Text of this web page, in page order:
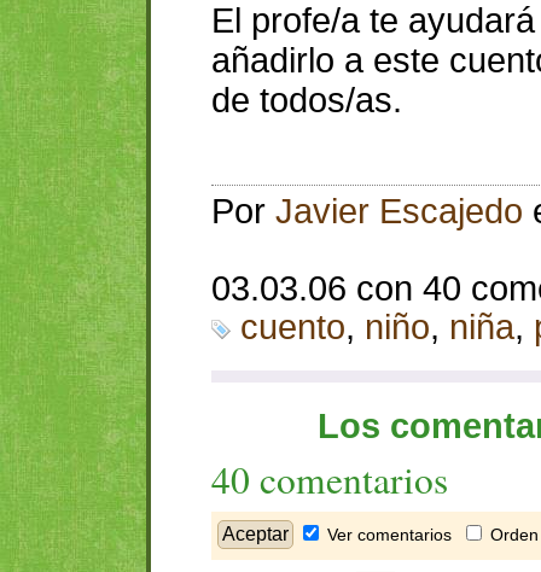
El profe/a te
añadirlo a este
de todos/as.
Por Javier Escajedo
03.03.06 con 40
cuento, niño, niña,
Los
40 comentarios
Ver comentarios